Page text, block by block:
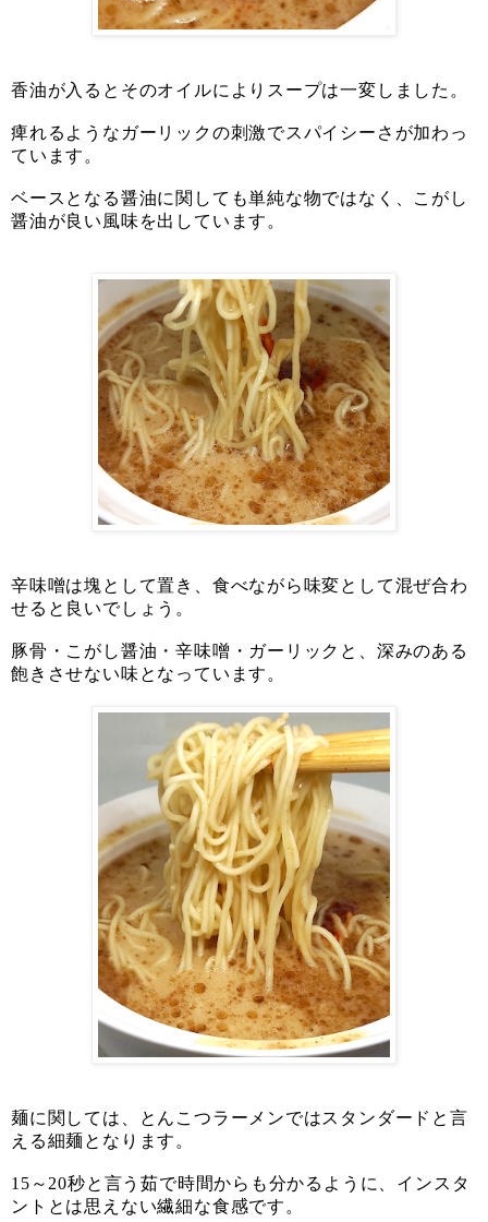
香油が入るとそのオイルによりスープは一変しました。
痺れるようなガーリックの刺激でスパイシーさが加わっ
ています。
ベースとなる醤油に関しても単純な物ではなく、こがし
醤油が良い風味を出しています。
辛味噌は塊として置き、食べながら味変として混ぜ合わ
せると良いでしょう。
豚骨・こがし醤油・辛味噌・ガーリックと、深みのある
飽きさせない味となっています。
麺に関しては、とんこつラーメンではスタンダードと言
える細麺となります。
15～20秒と言う茹で時間からも分かるように、インスタ
ントとは思えない繊細な食感です。